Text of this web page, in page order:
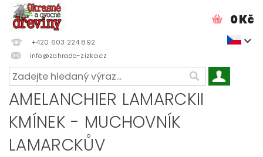
+420 603 224 892
info@zahrada-zizka.cz
0 Kč
AMELANCHIER LAMARCKII
KMÍNEK - MUCHOVNÍK
LAMARCKŮV